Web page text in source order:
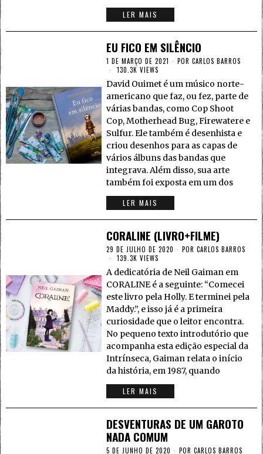
LER MAIS
EU FICO EM SILÊNCIO
1 DE MARÇO DE 2021 PORCARLOS BARROS
130.3K VIEWS
David Ouimet é um músico norte-
americano que faz, ou fez, parte de
várias bandas, como Cop Shoot
Cop, Motherhead Bug, Firewatere e
Sulfur. Ele também é desenhista e
criou desenhos para as capas de
vários álbuns das bandas que
integrava. Além disso, sua arte
também foi exposta em um dos
LER MAIS
CORALINE (LIVRO+FILME)
29 DE JULHO DE 2020 PORCARLOS BARROS
139.3K VIEWS
A dedicatória de Neil Gaiman em
CORALINE é a seguinte: “Comecei
este livro pela Holly. E terminei pela
Maddy.”, e isso já é a primeira
curiosidade que o leitor encontra.
No pequeno texto introdutório que
acompanha esta edição especial da
Intrínseca, Gaiman relata o início
da história, em 1987, quando
LER MAIS
DESVENTURAS DE UM GAROTO
NADA COMUM
5 DE JUNHO DE 2020 PORCARLOS BARROS